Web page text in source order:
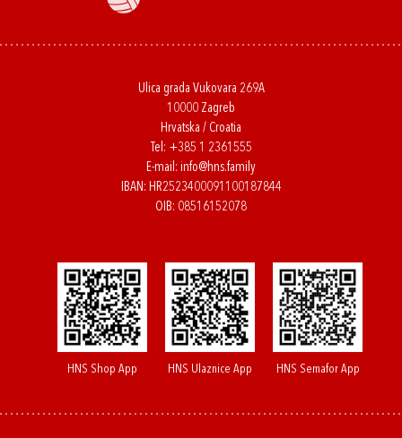
Ulica grada Vukovara 269A
10000 Zagreb
Hrvatska / Croatia
Tel: +385 1 2361555
E-mail: info@hns.family
IBAN: HR2523400091100187844
OIB: 08516152078
HNS Shop App HNS Ulaznice App HNS Semafor App